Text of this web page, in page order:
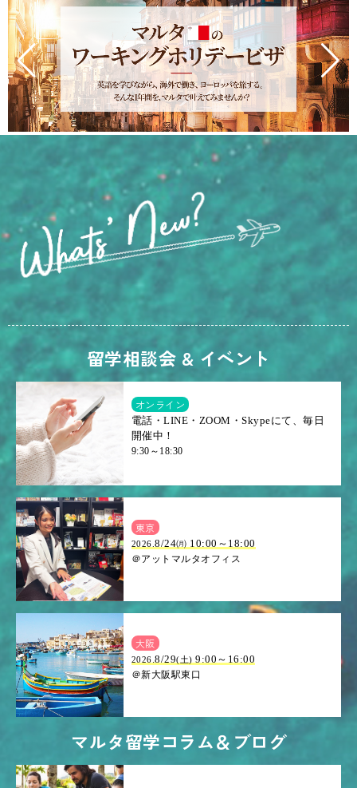
留学相談会 & イベント
オンライン
電話・LINE・ZOOM・Skypeにて、毎日
開催中！
9:30～18:30
東京
2026.8/24㈪ 10:00～18:00
＠アットマルタオフィス
大阪
2026.8/29(土) 9:00～16:00
＠新大阪駅東口
マルタ留学コラム＆ブログ